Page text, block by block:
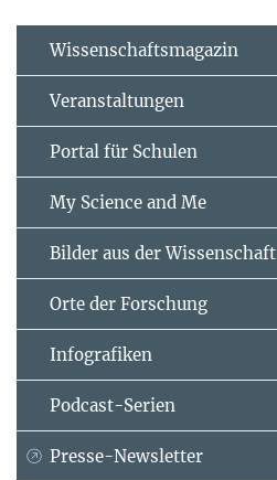
Wissenschaftsmagazin
Veranstaltungen
Portal für Schulen
My Science and Me
Bilder aus der Wissenschaft
Orte der Forschung
Infografiken
Podcast-Serien
Presse-Newsletter